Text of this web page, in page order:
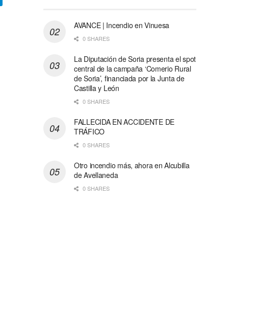
AVANCE | Incendio en Vinuesa
0 SHARES
La Diputación de Soria presenta el spot
central de la campaña ‘Comerio Rural
de Soria’, financiada por la Junta de
Castilla y León
0 SHARES
FALLECIDA EN ACCIDENTE DE
TRÁFICO
0 SHARES
Otro incendio más, ahora en Alcubilla
de Avellaneda
0 SHARES